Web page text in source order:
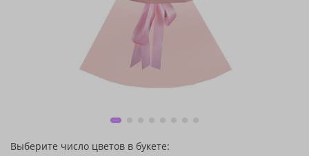
Выберите число цветов в букете: